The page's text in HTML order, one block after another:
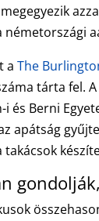
németországi
aThe
tárta fel.
i és Berni
apátság
takácsok